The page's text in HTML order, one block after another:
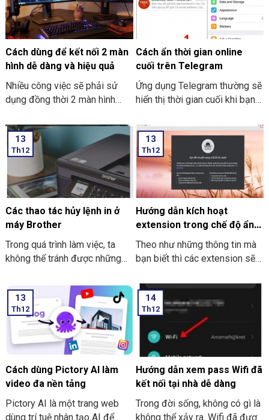
lưu file. Và dưới đây là những
cách hướng dẫn bạn cách để
lấy lại file Excel chưa kịp lưu
đơn giản và dễ thực hiện.
mình. Hôm nay THIÊN SƠN
COMPUTER sẽ chia sẻ với
bạn cách hướng dẫn thực hiện
cách tải và cài đặt Roblox trên
máy tính thật đơn giản.
Cách dùng để kết nối 2 màn
hình dễ dàng và hiệu quả
Nhiều công việc sẽ phải sử
dụng đồng thời 2 màn hình
tối ưu và nhanh hơn. Nhưng
cách dùng để kết nối 2 màn
hình dễ dàng và hiệu quả như
thế nào? Nếu bạn chưa biết thì
cùng Thiên Sơn Computer tìm
hiểu nhé.
Cách ẩn thời gian online
cuối trên Telegram
Ứng dụng Telegram thường sẽ
hiển thị thời gian cuối khi bạn
có thể ẩn thông tin này với các
thao tác đơn giản. Hãy cùng
THIÊN SƠN Computer tìm hiểu
cách làm sau nhé.
13
Th12
Các thao tác hủy lệnh in ở
máy Brother
Trong quá trình làm việc, ta
không thể tránh được những
Sẽ có lúc bạn lỡ tay nhấn in
nhầm, nhấn nhầm file hay là lỡ
tay nhấn chọn in ra nhiều bản
hơn. Các thao tác hủy lệnh in ở
máy Brother là hủy, không cần
in thêm tài liệu tiếp nữa. Và
việc thực hiện hủy lệnh in là
điều tốt nhất nhằm tránh sự
lãng phí thời gian.
13
Th12
Hướng dẫn kích hoạt
extension trong chế độ ẩn
danh ở Google Chrome
Theo như những thông tin mà
bạn biết thì các extension sẽ
tab ẩn danh ở trên Google
Chrome. Trong bài viết này
THIÊN SƠN COMPUTER sẽ
chỉ cho bạn cách kích hoạt
extension nhé.
13
Th12
Cách dùng Pictory AI làm
video đa nền tảng
Pictory AI là một trang web
dùng trí tuệ nhân tạo AI để
14
Th12
Hướng dẫn xem pass Wifi đã
kết nối tại nhà dễ dàng
Trong đời sống, không có gì là
không thể xảy ra. Wifi đã được